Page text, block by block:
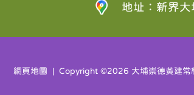
地址：新界大
網頁地圖 | Copyright ©2026 大埔崇德黃建